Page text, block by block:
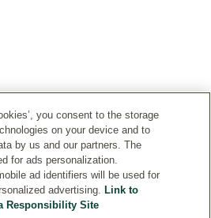
you consent to the storage
on your device and to
by us and our partners. The
for ads personalization.
ad identifiers will be used for
advertising. Link to
Responsibility Site